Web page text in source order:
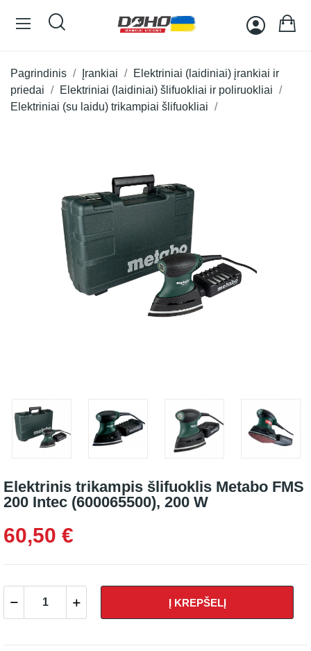
Pagrindinis Įrankiai
Elektriniai (laidiniai) įrankiai ir
priedai
Elektriniai (laidiniai) šlifuokliai ir poliruokliai
Elektriniai (su laidu) trikampiai šlifuokliai
Elektrinis trikampis šlifuoklis Metabo FMS
200 Intec (600065500), 200 W
60,50 €
Į KREPŠELĮ